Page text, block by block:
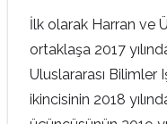
İlk olarak Harran ve
ortaklaşa 2017
Uluslararası Bilimler
ikincisinin 2018